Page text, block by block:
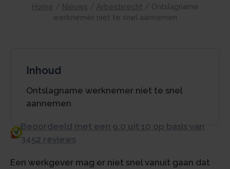
Home / Nieuws / Arbeidsrecht / Ontslagname
werknemer niet te snel aannemen
Inhoud
Ontslagname werknemer niet te snel
aannemen
Beoordeeld met een 9.0 uit 10 op basis van
3452 reviews
Een werkgever mag er niet snel vanuit gaan dat